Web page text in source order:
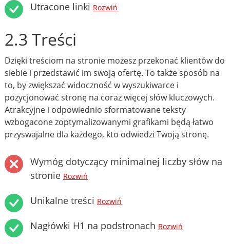
Utracone linki Rozwiń
2.3 Treści
Dzięki treściom na stronie możesz przekonać klientów do
siebie i przedstawić im swoją ofertę. To także sposób na
to, by zwiększać widoczność w wyszukiwarce i
pozycjonować stronę na coraz więcej słów kluczowych.
Atrakcyjne i odpowiednio sformatowane teksty
wzbogacone zoptymalizowanymi grafikami będą łatwo
przyswajalne dla każdego, kto odwiedzi Twoją stronę.
Wymóg dotyczący minimalnej liczby słów na
stronie Rozwiń
Unikalne treści Rozwiń
Nagłówki H1 na podstronach Rozwiń